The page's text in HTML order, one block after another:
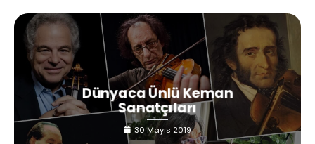
Dünyaca Ünlü Keman
Sanatçıları
30 Mayıs 2019